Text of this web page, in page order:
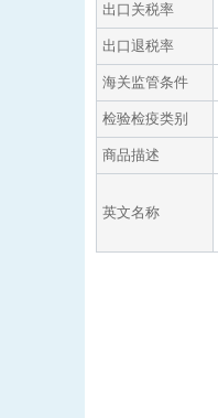
出口关税率
出口退税率
海关监管条件
检验检疫类别
商品描述
英文名称